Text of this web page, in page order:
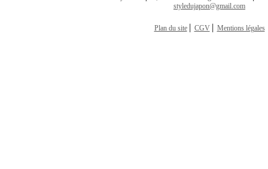
styledujapon@gmail.com
Plan du site⎢ CGV⎢ Mentions légales